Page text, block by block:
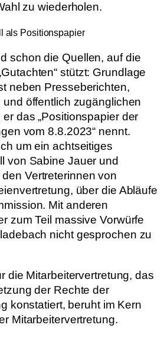
zu wiederholen.
als Positionspapier
schon die Quellen, auf die
stützt: Grundlage
neben Presseberichten,
öffentlich zugänglichen
das „Positionspapier der
vom 8.8.2023“ nennt.
um ein achtseitiges
von Sabine Jauer und
Vertreterinnen von
über die Abläufe
Mit anderen
zum Teil massive Vorwürfe
nicht gesprochen zu
die Mitarbeitervertretung, das
der Rechte der
konstatiert, beruht im Kern
Mitarbeitervertretung.